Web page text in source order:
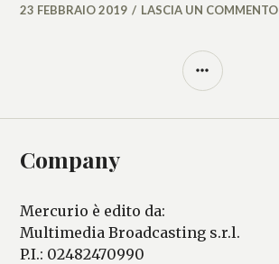
MATTEO
23 FEBBRAIO 2019 LASCIA UN COMMENTO
BARRA
Company
Mercurio è edito da:
Multimedia Broadcasting s.r.l.
P.I.: 02482470990